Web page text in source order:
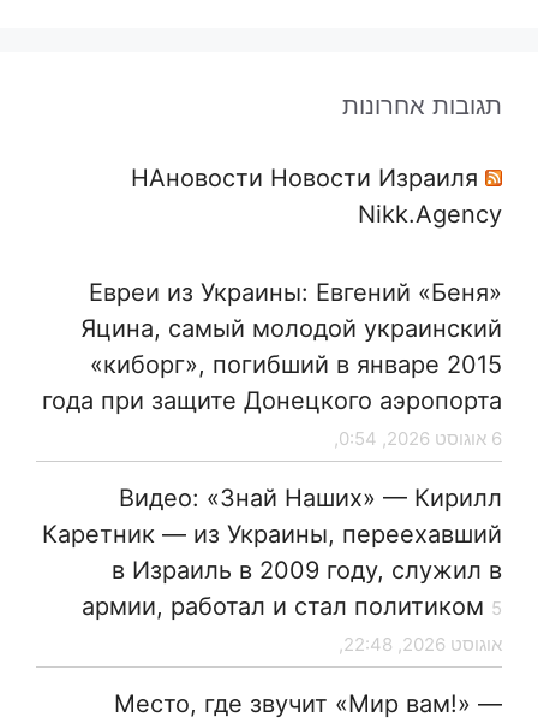
תגובות אחרונות
НАновости Новости Израиля
Nikk.Agency
Евреи из Украины: Евгений «Беня»
Яцина, самый молодой украинский
«киборг», погибший в январе 2015
года при защите Донецкого аэропорта
6 אוגוסט 2026, 0:54,
Видео: «Знай Наших» — Кирилл
Каретник — из Украины, переехавший
в Израиль в 2009 году, служил в
армии, работал и стал политиком 5
אוגוסט 2026, 22:48,
Место, где звучит «Мир вам!» —